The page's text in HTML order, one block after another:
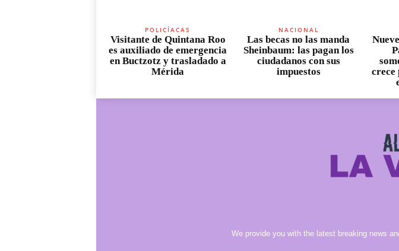
POLICÍACAS
Visitante de Quintana Roo
es auxiliado de emergencia
en Buctzotz y trasladado a
Mérida
NACIONAL
Las becas no las manda
Sheinbaum: las pagan los
ciudadanos con sus
impuestos
crece
We provide you with the latest breaking news